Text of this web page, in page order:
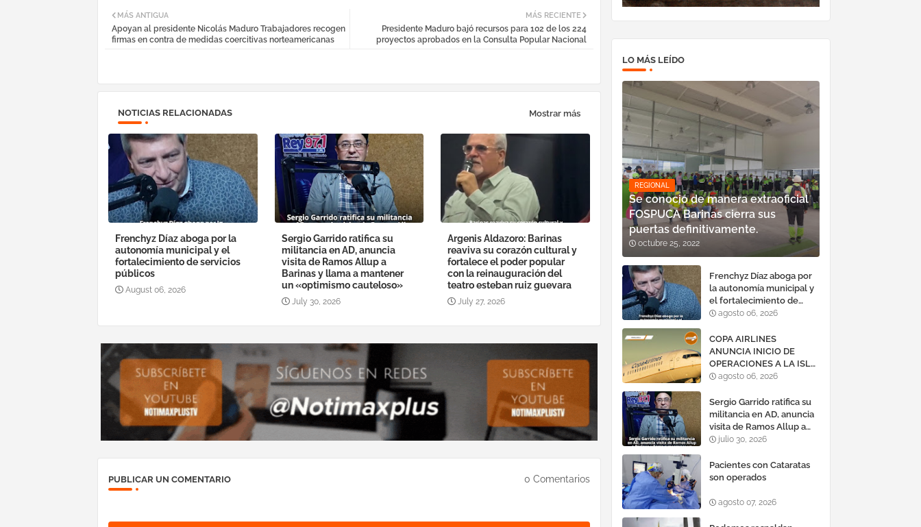
MÁS RECIENTE
Presidente Maduro bajó recursos para 102 de los 224
proyectos aprobados en la Consulta Popular Nacional
MÁS ANTIGUA
Apoyan al presidente Nicolás Maduro Trabajadores recogen
firmas en contra de medidas coercitivas norteamericanas
NOTICIAS RELACIONADAS Mostrar más
Frenchyz Díaz aboga por la
autonomía municipal y el
fortalecimiento de servicios
públicos
August 06, 2026
Sergio Garrido ratifica su
militancia en AD, anuncia
visita de Ramos Allup a
Barinas y llama a mantener
un «optimismo cauteloso»
July 30, 2026
Argenis Aldazoro: Barinas
reaviva su corazón cultural y
fortalece el poder popular
con la reinauguración del
teatro esteban ruiz guevara
July 27, 2026
PUBLICAR UN COMENTARIO 0 Comentarios
LO MÁS LEÍDO
REGIONAL
Se conoció de manera extraoficial
FOSPUCA Barinas cierra sus
puertas definitivamente.
octubre 25, 2022
Frenchyz Díaz aboga por
la autonomía municipal y
el fortalecimiento de
servicios públicos
agosto 06, 2026
COPA AIRLINES
ANUNCIA INICIO DE
OPERACIONES A LA ISLA
DE MARGARITA,
agosto 06, 2026
Sergio Garrido ratifica su
militancia en AD, anuncia
visita de Ramos Allup a
Barinas y llama a
cauteloso»
julio 30, 2026
Pacientes con Cataratas
son operados
agosto 07, 2026